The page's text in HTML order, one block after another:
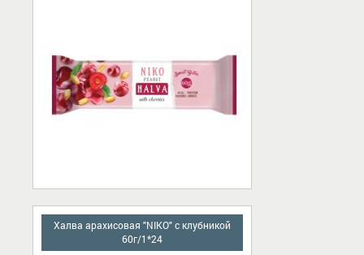
Халва арахисовая "NIKO" с клубникой
60г/1*24